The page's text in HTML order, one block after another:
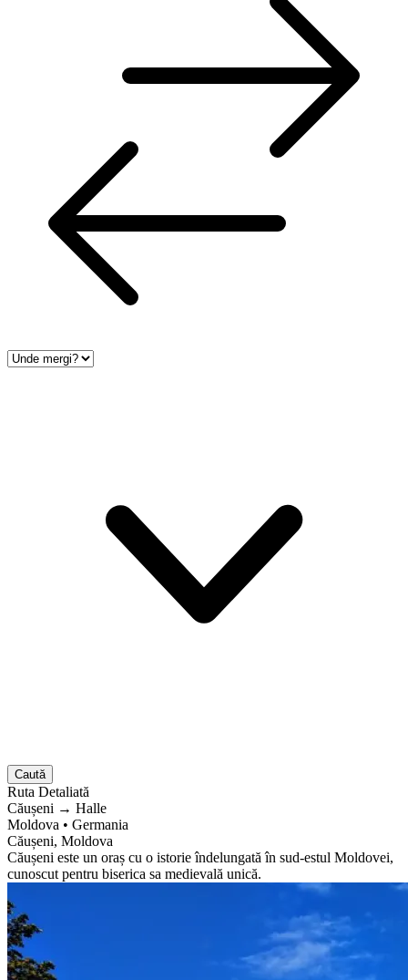
Caută
Ruta Detaliată
Căușeni → Halle
Moldova • Germania
Căușeni, Moldova
Căușeni este un oraș cu o istorie îndelungată în sud-estul Moldovei,
cunoscut pentru biserica sa medievală unică.